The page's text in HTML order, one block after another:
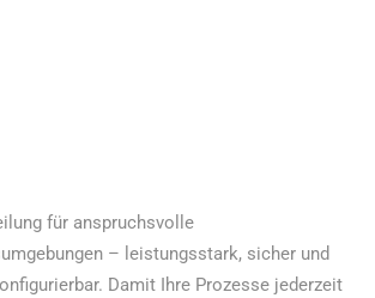
für anspruchsvolle
– leistungsstark, sicher und
Damit Ihre Prozesse jederzeit